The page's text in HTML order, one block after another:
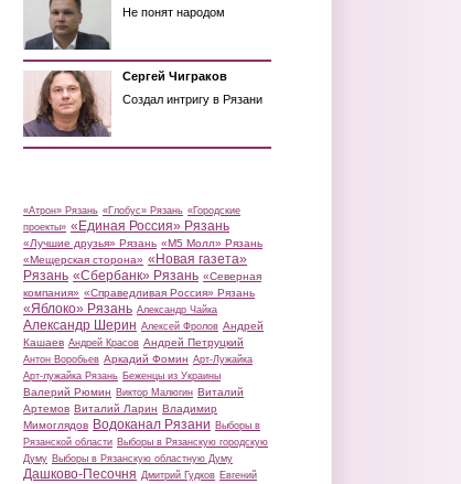
Не понят народом
Сергей Чиграков
Создал интригу в Рязани
«Атрон» Рязань «Глобус» Рязань «Городские
проекты» «Единая Россия» Рязань
«Лучшие друзья» Рязань «М5 Молл» Рязань
«Мещерская сторона» «Новая газета»
Рязань «Сбербанк» Рязань «Северная
компания» «Справедливая Россия» Рязань
«Яблоко» Рязань Александр Чайка
Александр Шерин Алексей Фролов Андрей
Кашаев Андрей Красов Андрей Петруцкий
Антон Воробьев Аркадий Фомин Арт-Лужайка
Арт-лужайка Рязань Беженцы из Украины
Валерий Рюмин Виктор Малюгин Виталий
Артемов Виталий Ларин Владимир
Мимоглядов Водоканал Рязани Выборы в
Рязанской области Выборы в Рязанскую городскую
Думу Выборы в Рязанскую областную Думу
Дашково-Песочня Дмитрий Гудков Евгений